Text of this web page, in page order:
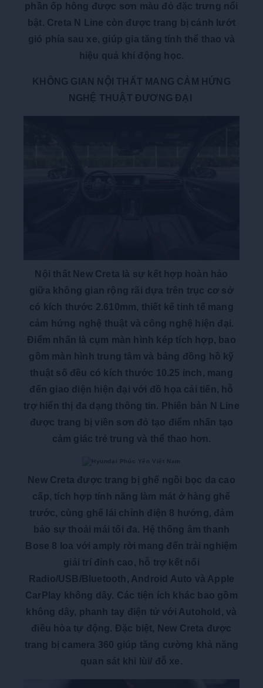
phần ốp hông được sơn màu đỏ đặc trưng nổi
bật. Creta N Line còn được trang bị cánh lướt
gió phía sau xe, giúp gia tăng tính thể thao và
hiệu quả khí động học.
KHÔNG GIAN NỘI THẤT MANG CẢM HỨNG
NGHỆ THUẬT ĐƯƠNG ĐẠI
Nội thất New Creta là sự kết hợp hoàn hảo
giữa không gian rộng rãi dựa trên trục cơ sở
có kích thước 2.610mm, thiết kế tinh tế mang
cảm hứng nghệ thuật và công nghệ hiện đại.
Điểm nhấn là cụm màn hình kép tích hợp, bao
gồm màn hình trung tâm và bảng đồng hồ kỹ
thuật số đều có kích thước 10.25 inch, mang
đến giao diện hiện đại với đồ họa cải tiến, hỗ
trợ hiển thị đa dạng thông tin. Phiên bản N Line
được trang bị viền sơn đỏ tạo điểm nhấn tạo
cảm giác trẻ trung và thể thao hơn.
New Creta được trang bị ghế ngồi bọc da cao
cấp, tích hợp tính năng làm mát ở hàng ghế
trước, cùng ghế lái chỉnh điện 8 hướng, đảm
bảo sự thoải mái tối đa. Hệ thống âm thanh
Bose 8 loa với amply rời mang đến trải nghiệm
giải trí đỉnh cao, hỗ trợ kết nối
Radio/USB/Bluetooth, Android Auto và Apple
CarPlay không dây. Các tiện ích khác bao gồm
không dây, phanh tay điện tử với Autohold, và
điều hòa tự động. Đặc biệt, New Creta được
trang bị camera 360 giúp tăng cường khả năng
quan sát khi lùi/ đỗ xe.